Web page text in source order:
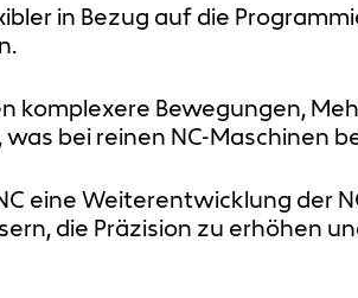
in Bezug auf die
komplexere Bewegungen,
bei reinen NC-Maschinen
eine Weiterentwicklung der
die Präzision zu erhöhen